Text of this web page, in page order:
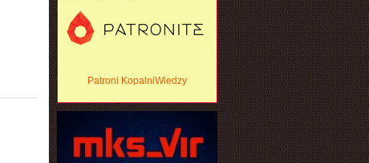
Patroni KopalniWiedzy